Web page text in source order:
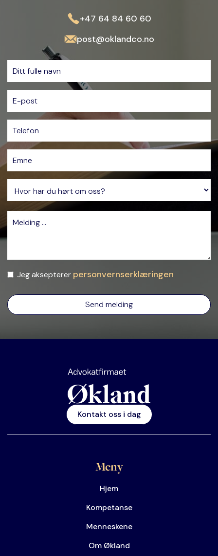
+47 64 84 60 60
post@oklandco.no
Jeg aksepterer personvernserklæringen
Kontakt oss i dag
Meny
Hjem
Kompetanse
Menneskene
Om Økland